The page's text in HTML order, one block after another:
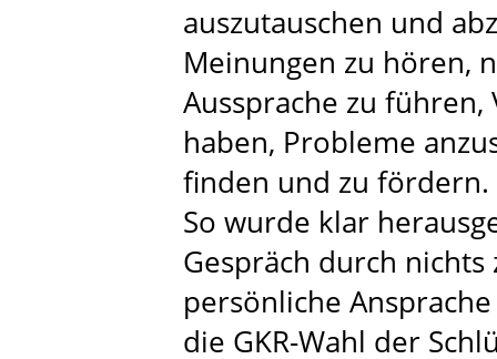
auszutauschen und
Meinungen zu hören,
Aussprache zu
haben, Probleme
finden und zu fördern.
So wurde klar
Gespräch durch
persönliche
die GKR-Wahl der